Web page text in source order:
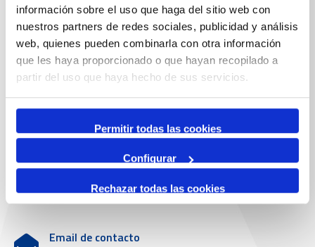
información sobre el uso que haga del sitio web con
nuestros partners de redes sociales, publicidad y análisis
web, quienes pueden combinarla con otra información
que les haya proporcionado o que hayan recopilado a
partir del uso que haya hecho de sus servicios.
Permitir todas las cookies
Configurar
Rechazar todas las cookies
Teléfono de contacto
977 259 400
Emergencias
(+34) 900 229 900
Servicio de atención al cliente
Teléfono de contacto
Email de contacto